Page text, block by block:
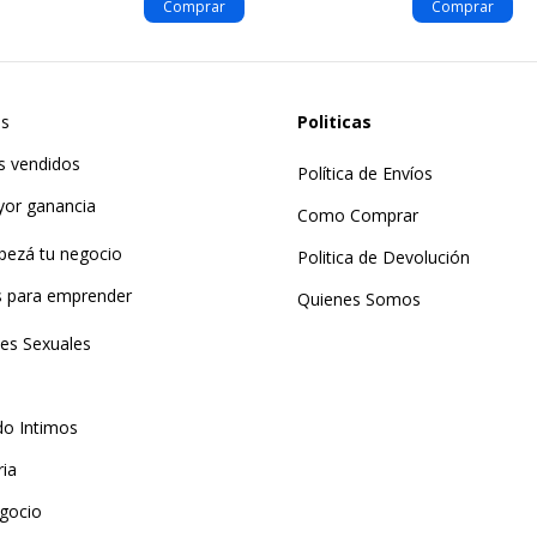
vendidos
ganancia
tu negocio
para emprender
Sexuales
Intimos
Politicas
Política de Envíos
Como Comprar
Politica de Devolución
Quienes Somos